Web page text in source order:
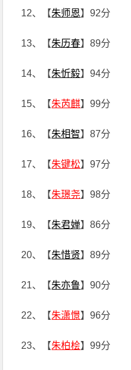
12、【朱师恩】92分
13、【朱历春】89分
14、【朱忻毅】94分
15、【朱芮麒】99分
16、【朱相智】87分
17、【朱键松】97分
18、【朱璟尧】98分
19、【朱君婵】86分
20、【朱惜贤】89分
21、【朱亦鲁】90分
22、【朱潇憬】96分
23、【朱柏桧】99分